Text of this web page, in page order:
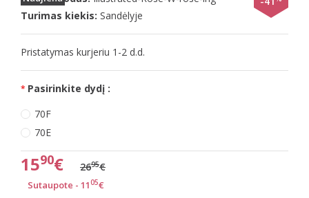
Turimas kiekis: Sandėlyje
Pristatymas kurjeriu 1-2 d.d.
Pasirinkite dydį :
70F
70E
1590€ 2695€
Sutaupote - 1105€